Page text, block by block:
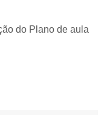
do Plano de aula